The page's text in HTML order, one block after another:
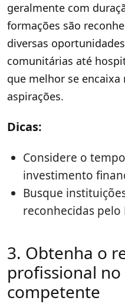
geralmente com
formações são
diversas
comunitárias até
que melhor se
aspirações.
Dicas:
Considere o
investimento
Busque
reconhecidas pelo
3. Obtenha o
profissional
competente